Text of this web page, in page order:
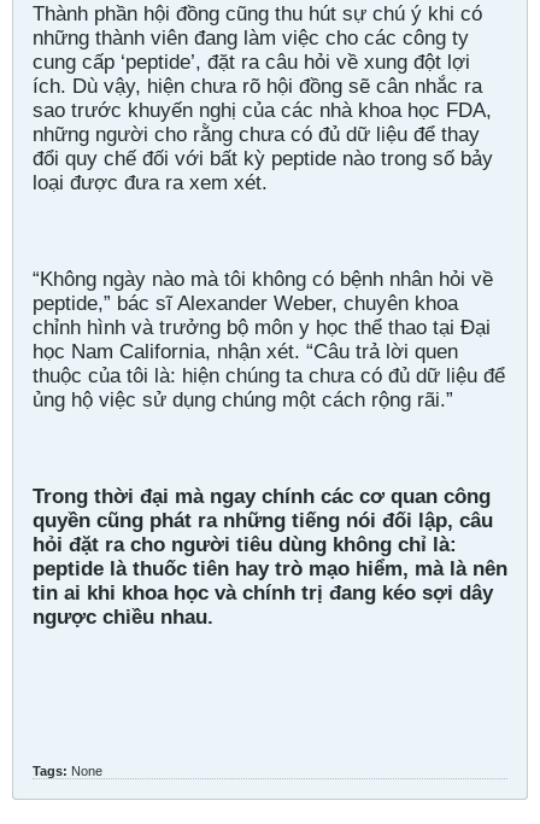
Thành phần hội đồng cũng thu hút sự chú ý khi có
những thành viên đang làm việc cho các công ty
cung cấp ‘peptide’, đặt ra câu hỏi về xung đột lợi
ích. Dù vậy, hiện chưa rõ hội đồng sẽ cân nhắc ra
sao trước khuyến nghị của các nhà khoa học FDA,
những người cho rằng chưa có đủ dữ liệu để thay
đổi quy chế đối với bất kỳ peptide nào trong số bảy
loại được đưa ra xem xét.
“Không ngày nào mà tôi không có bệnh nhân hỏi về
peptide,” bác sĩ Alexander Weber, chuyên khoa
chỉnh hình và trưởng bộ môn y học thể thao tại Đại
học Nam California, nhận xét. “Câu trả lời quen
thuộc của tôi là: hiện chúng ta chưa có đủ dữ liệu để
ủng hộ việc sử dụng chúng một cách rộng rãi.”
Trong thời đại mà ngay chính các cơ quan công
quyền cũng phát ra những tiếng nói đối lập, câu
hỏi đặt ra cho người tiêu dùng không chỉ là:
peptide là thuốc tiên hay trò mạo hiểm, mà là nên
tin ai khi khoa học và chính trị đang kéo sợi dây
ngược chiều nhau.
Tags: None